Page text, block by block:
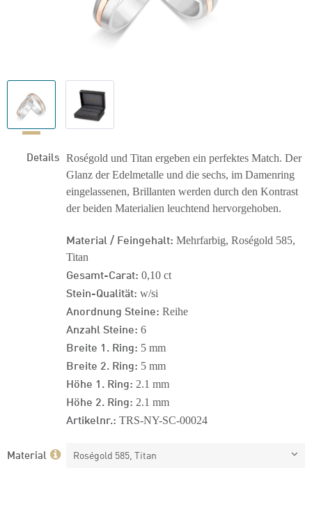
Details Roségold und Titan ergeben ein perfektes Match. Der
Glanz der Edelmetalle und die sechs, im Damenring
eingelassenen, Brillanten werden durch den Kontrast
der beiden Materialien leuchtend hervorgehoben.
Material / Feingehalt: Mehrfarbig, Roségold 585,
Titan
Gesamt-Carat: 0,10 ct
Stein-Qualität: w/si
Anordnung Steine: Reihe
Anzahl Steine: 6
Breite 1. Ring: 5 mm
Breite 2. Ring: 5 mm
Höhe 1. Ring: 2.1 mm
Höhe 2. Ring: 2.1 mm
Artikelnr.: TRS-NY-SC-00024
Material Roségold 585, Titan